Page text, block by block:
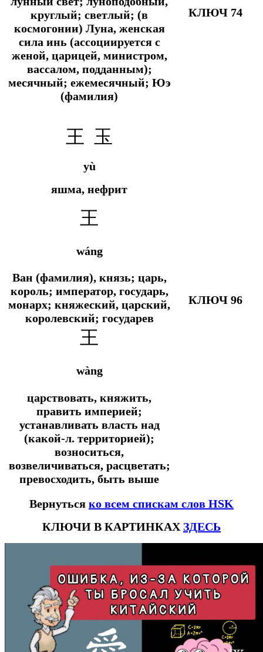
круглый; светлый; (в
космогонии) Луна, женская
сила инь (ассоциируется с
женой, царицей, министром,
вассалом, подданным);
месячный; ежемесячный; Юэ
(фамилия)
КЛЮЧ 74
王 玉
yù
яшма, нефрит
王
wáng
Ван (фамилия), князь; царь,
король; император, государь,
монарх; княжеский, царский,
королевский; государев
王
wàng
царствовать, княжить,
править империей;
устанавливать власть над
(какой-л. территорией);
возноситься,
возвеличиваться, расцветать;
превосходить, быть выше
КЛЮЧ 96
Вернуться ко всем спискам слов HSK
КЛЮЧИ В КАРТИНКАХ ЗДЕСЬ